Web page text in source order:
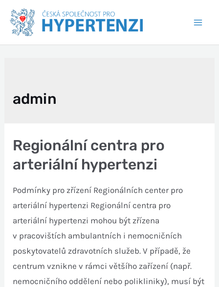
admin
Regionální centra pro
arteriální hypertenzi
Podmínky pro zřízení Regionálních center pro
arteriální hypertenzi Regionální centra pro
arteriální hypertenzi mohou být zřízena
v pracovištích ambulantních i nemocničních
poskytovatelů zdravotních služeb. V případě, že
centrum vznikne v rámci většího zařízení (např.
nemocničního oddělení nebo polikliniky), musí být